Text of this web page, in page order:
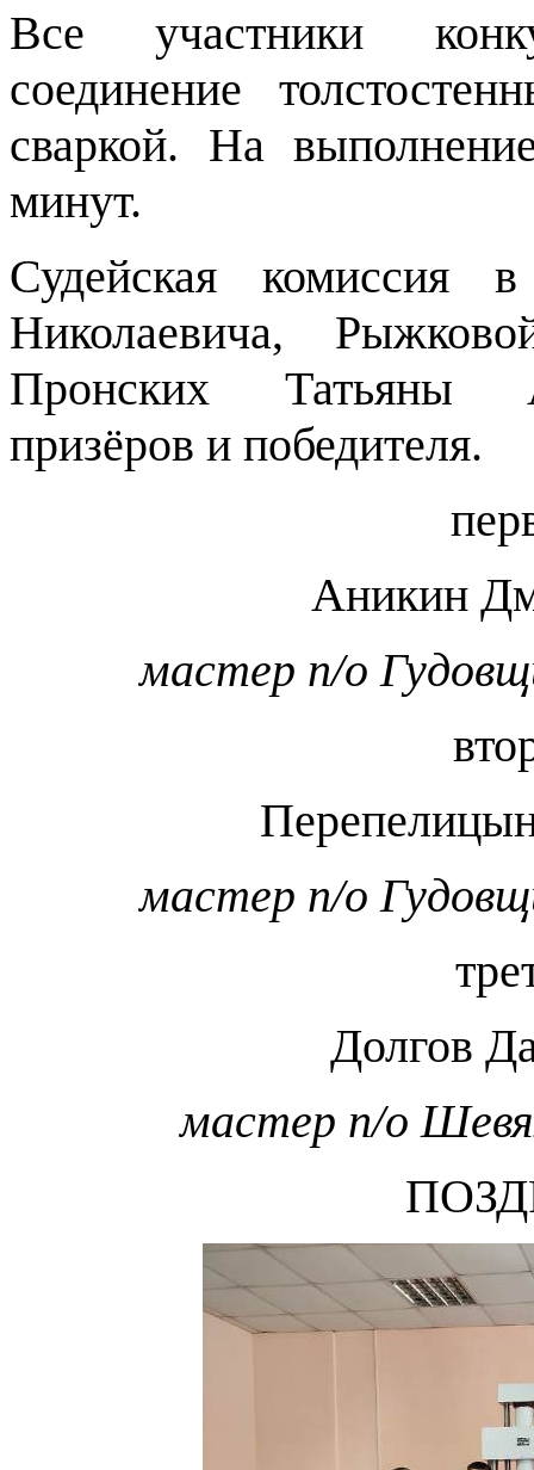
Все участники
соединение
сваркой. На
минут.
Судейская
Николаевича,
Пронских Татьяны
призёров и победителя.
Аникин
мастер п/о
мастер п/о
Долгов
мастер п/о